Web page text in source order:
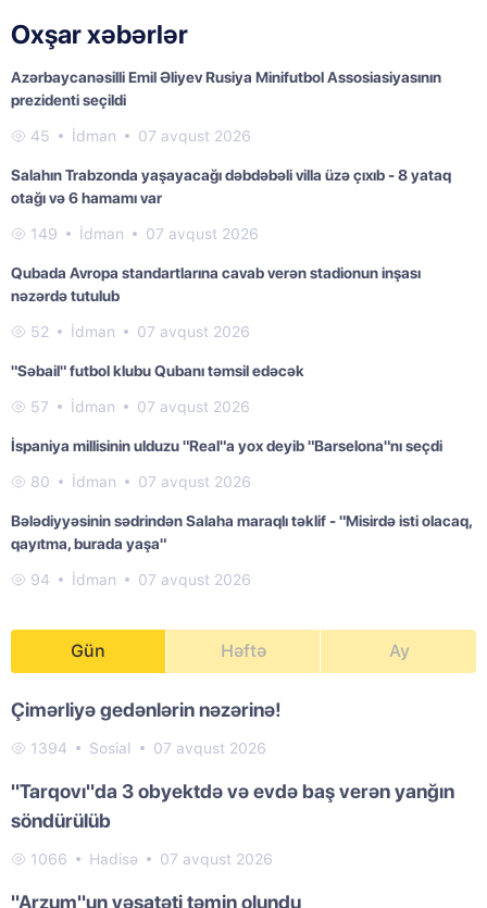
Oxşar xəbərlər
Azərbaycanəsilli Emil Əliyev Rusiya Minifutbol Assosiasiyasının
prezidenti seçildi
45 İdman 07 avqust 2026
Salahın Trabzonda yaşayacağı dəbdəbəli villa üzə çıxıb - 8 yataq
otağı və 6 hamamı var
149 İdman 07 avqust 2026
Qubada Avropa standartlarına cavab verən stadionun inşası
nəzərdə tutulub
52 İdman 07 avqust 2026
"Səbail" futbol klubu Qubanı təmsil edəcək
57 İdman 07 avqust 2026
İspaniya millisinin ulduzu "Real"a yox deyib "Barselona"nı seçdi
80 İdman 07 avqust 2026
Bələdiyyəsinin sədrindən Salaha maraqlı təklif - "Misirdə isti olacaq,
qayıtma, burada yaşa"
94 İdman 07 avqust 2026
Gün Həftə Ay
Çimərliyə gedənlərin nəzərinə!
1394 Sosial 07 avqust 2026
"Tarqovı"da 3 obyektdə və evdə baş verən yanğın
söndürülüb
1066 Hadisə 07 avqust 2026
"Arzum"un vəsatəti təmin olundu